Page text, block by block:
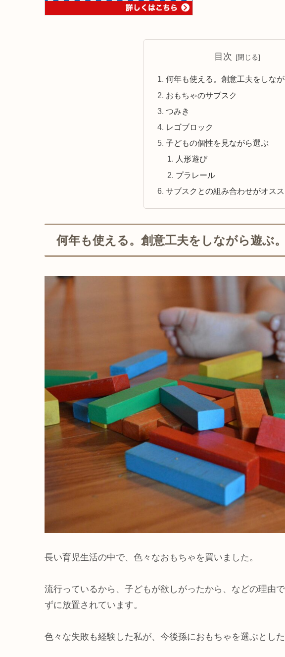
目次
何年も使える。創意工夫をしなが
おもちゃのサブスク
つみき
レゴブロック
子どもの個性を見ながら選ぶ
人形遊び
プラレール
サブスクとの組み合わせがオスス
何年も使える。創意工夫をしながら遊ぶ。
長い育児生活の中で、色々なおもちゃを買いました。
流行っているから、子どもが欲しがったから、などの理由
ずに放置されています。
色々な失敗も経験した私が、今後孫におもちゃを選ぶとした